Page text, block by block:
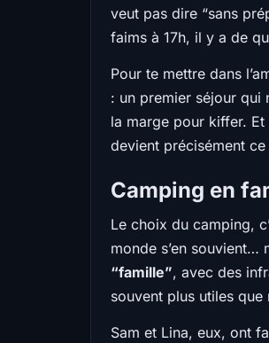
veut pas dire “sans
faims à 17h, il y a de
Pour te mettre dans
: un premier séjour qui
la marge pour kiffer.
devient précisément
Camping en
Le choix du camping,
monde s’en souvient…
“famille”, avec des
souvent plus utiles que
Sam et Lina, eux, ont